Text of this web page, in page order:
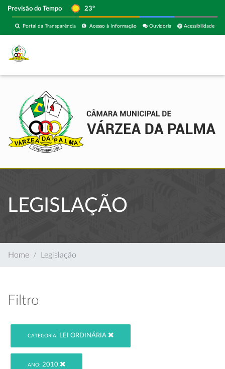
Previsão do Tempo 23º
Acessibilidade
Ouvidoria
Acesso à Informação
Portal da Transparência
LEGISLAÇÃO
Home Legislação
Filtro
CATEGORIA: LEI ORDINÁRIA
ANO: 2010